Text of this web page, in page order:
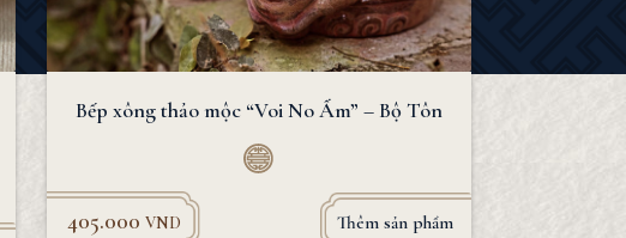
Bếp xông thảo mộc “Voi No Ấm” – Bộ Tôn
405.000 VND Thêm sản phẩm